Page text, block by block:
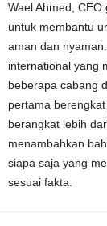
Wael Ahmed,
untuk membantu
aman dan
international yang
beberapa cabang
pertama
berangkat lebih
menambahkan
siapa saja yang
sesuai fakta.